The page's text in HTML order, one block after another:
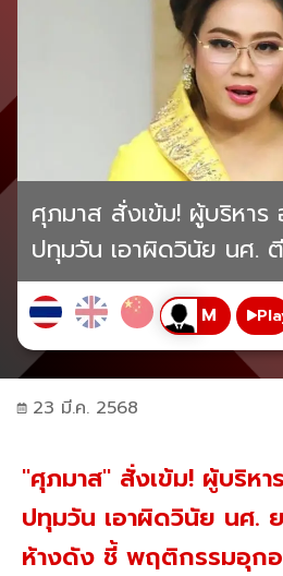
ศุภมาส สั่งเข้ม! ผู้บริหาร
ปทุมวัน เอาผิดวินัย นศ.
23 มี.ค. 2568
"ศุภมาส" สั่งเข้ม! ผู้บริหา
ปทุมวัน เอาผิดวินัย นศ.
ห้างดัง ชี้ พฤติกรรมอุก